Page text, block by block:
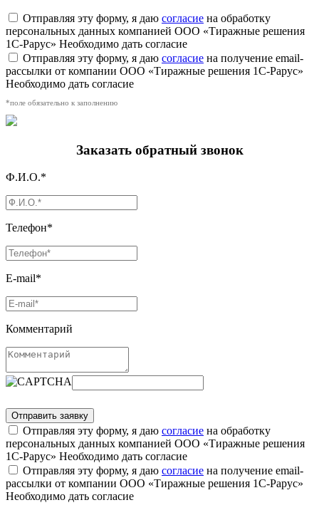
Отправляя эту форму, я даю согласие на обработку
персональных данных компанией ООО «Тиражные решения
1С-Рарус» Необходимо дать согласие
Отправляя эту форму, я даю согласие на получение email-
рассылки от компании ООО «Тиражные решения 1С-Рарус»
Необходимо дать согласие
*поле обязательно к заполнению
Заказать обратный звонок
Ф.И.О.*
Телефон*
E-mail*
Комментарий
Отправляя эту форму, я даю согласие на обработку
персональных данных компанией ООО «Тиражные решения
1С-Рарус» Необходимо дать согласие
Отправляя эту форму, я даю согласие на получение email-
рассылки от компании ООО «Тиражные решения 1С-Рарус»
Необходимо дать согласие